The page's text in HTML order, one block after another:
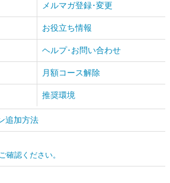
メルマガ登録･変更
お役立ち情報
ヘルプ･お問い合わせ
月額コース解除
推奨環境
追加方法
確認ください。